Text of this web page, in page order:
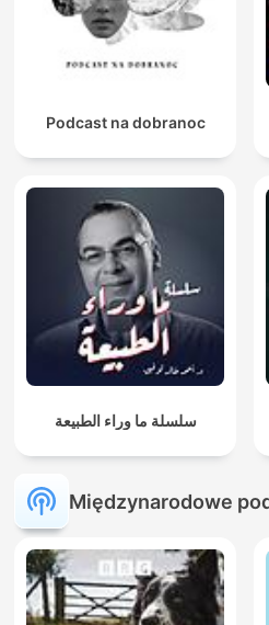
Podcast na dobranoc
سلسلة ما وراء الطبيعة
Międzynarodowe